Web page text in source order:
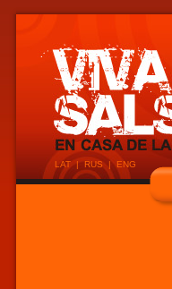
LAT | RUS | ENG